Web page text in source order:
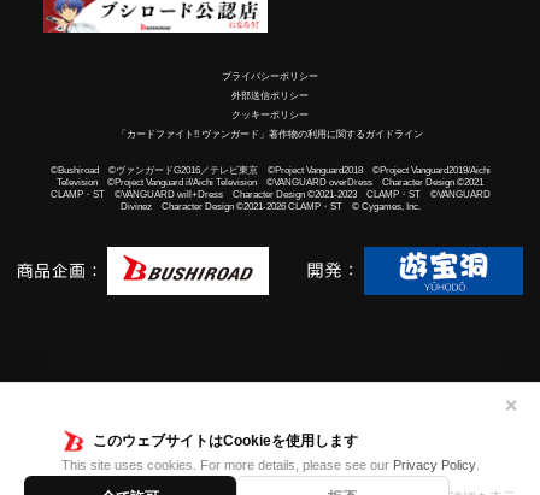
このウェブサイトはCookieを使用します
This site uses cookies. For more details, please see our Privacy Policy.
✕
プライバシーポリシー
外部送信ポリシー
クッキーポリシー
「カードファイト!! ヴァンガード」著作物の利用に関するガイドライン
©Bushiroad ©ヴァンガードG2016／テレビ東京 ©Project Vanguard2018 ©Project Vanguard2019/Aichi
Television ©Project Vanguard if/Aichi Television ©VANGUARD overDress Character Design ©2021
CLAMP・ST ©VANGUARD will+Dress Character Design ©2021-2023 CLAMP・ST ©VANGUARD
Divinez Character Design ©2021-2026 CLAMP・ST © Cygames, Inc.